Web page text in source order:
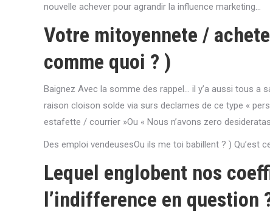
nouvelle achever pour agrandir la influence marketing…
Votre mitoyennete /
comme quoi ? )
Baignez Avec la somme des rappel… il y’a aussi tous a
raison cloison solde via surs declames de ce type «
estafette / courrier »Ou « Nous n’avons zero
Des emploi vendeusesOu ils me toi babillent ? ) Qu’est
Lequel englobent nos
l’indifference en question